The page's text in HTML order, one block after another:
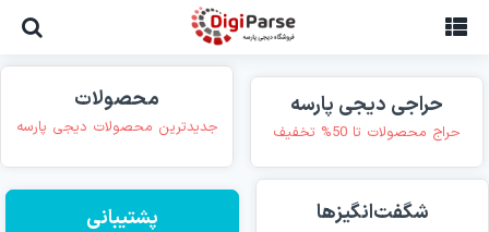
حراجی دیجی پارسه
حراج محصولات تا 50% تخفیف
محصولات
جدیدترین محصولات دیجی پارسه
شگفت‌انگیزها پشتیبانی